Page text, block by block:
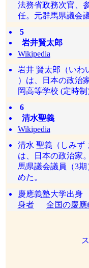
法務省政務次官、
任。元群馬県議会
5
岩井賢太郎
Wikipedia
岩井 賢太郎（いわ
）は、日本の政治
岡高等学校 (定時制)
6
清水聖義
Wikipedia
清水 聖義（しみず
は、日本の政治家
馬県議会議員（3
めた。
慶應義塾大学出
身者
全国の慶